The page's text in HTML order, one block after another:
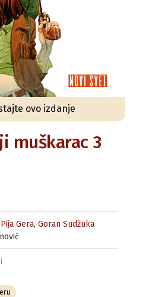
ovo izdanje
muškarac 3
Pija Gera, Goran Sudžuka